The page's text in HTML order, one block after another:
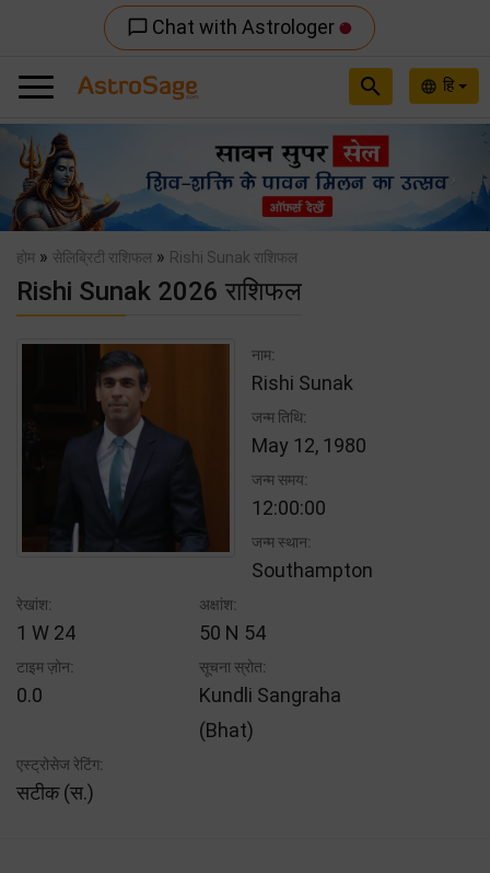
chat_bubble_outline Chat with Astrologer
language हि
search
Previous
होम » सेलिब्रिटी राशिफल » Rishi Sunak राशिफल
Rishi Sunak 2026 राशिफल
नाम:
Rishi Sunak
जन्म तिथि:
May 12, 1980
जन्म समय:
12:00:00
जन्म स्थान:
Southampton
रेखांश:
1 W 24
अक्षांश:
50 N 54
टाइम ज़ोन:
0.0
सूचना स्रोत:
Kundli Sangraha
(Bhat)
एस्ट्रोसेज रेटिंग:
सटीक (स.)